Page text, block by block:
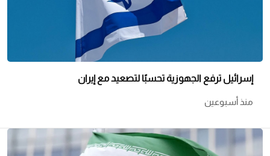
إسرائيل ترفع الجهوزية تحسبًا لتصعيد مع إيران
منذ أسبوعين